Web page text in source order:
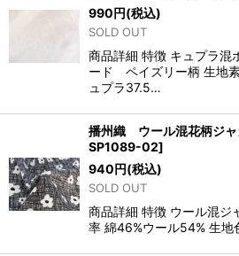
990円(税込)
SOLD OUT
商品詳細 特徴 キュプラ混
ード ペイズリー柄 生地
ュプラ37.5…
播州織 ウール混花柄ジャ
SP1089-02]
940円(税込)
SOLD OUT
商品詳細 特徴 ウール混ジ
率 綿46%ウール54% 生